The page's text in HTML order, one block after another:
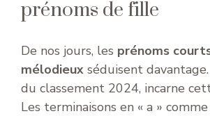
prénoms de fille
De nos jours, les prénoms
mélodieux séduisent
du classement 2024, incarne
Les terminaisons en « a »